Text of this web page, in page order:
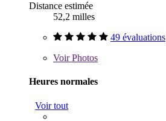
Distance estimée
52,2 milles
49 évaluations
VoirPhotos
Heures normales
Voir tout